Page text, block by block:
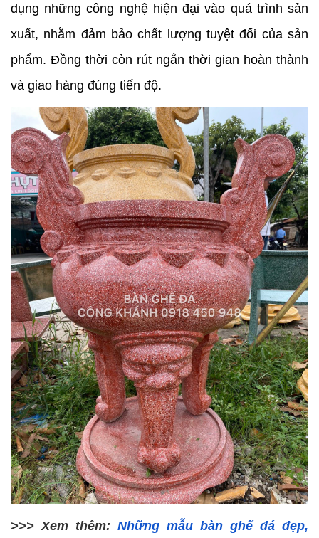
dụng những công nghệ hiện đại vào quá trình sản
xuất, nhằm đảm bảo chất lượng tuyệt đối của sản
phẩm. Đồng thời còn rút ngắn thời gian hoàn thành
và giao hàng đúng tiến độ.
>>> Xem thêm: Những mẫu bàn ghế đá đẹp,